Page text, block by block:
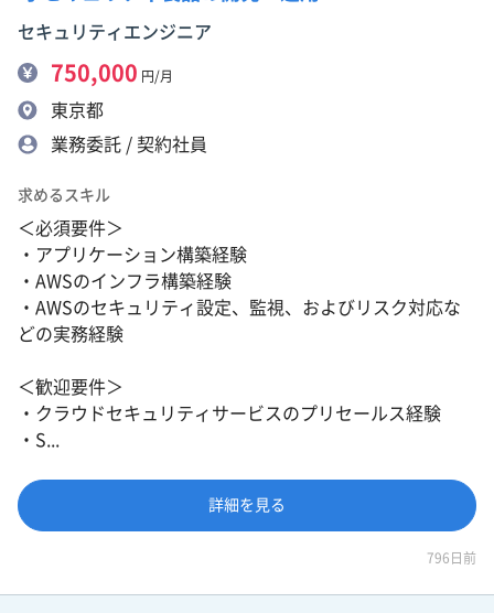
セキュリティエンジニア
750,000 円/月
東京都
業務委託 / 契約社員
求めるスキル
＜必須要件＞
・アプリケーション構築経験
・AWSのインフラ構築経験
・AWSのセキュリティ設定、監視、およびリスク対応な
どの実務経験
＜歓迎要件＞
・クラウドセキュリティサービスのプリセールス経験
・S...
詳細を見る
796日前